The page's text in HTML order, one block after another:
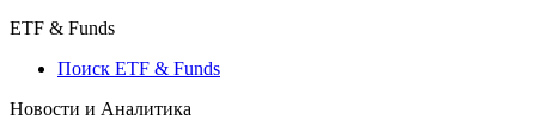
ETF & Funds
Поиск ETF & Funds
Новости и Аналитика